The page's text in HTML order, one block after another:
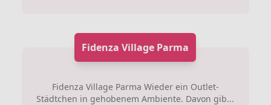
Fidenza Village Parma
Fidenza Village Parma Wieder ein Outlet-
Städtchen in gehobenem Ambiente. Davon gib...